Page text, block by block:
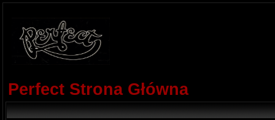
Perfect Strona Główna